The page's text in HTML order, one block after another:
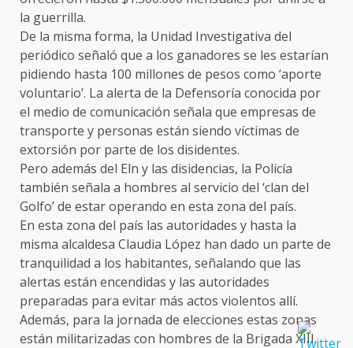
la guerrilla.
De la misma forma, la Unidad Investigativa del
periódico señaló que a los ganadores se les estarían
pidiendo hasta 100 millones de pesos como ‘aporte
voluntario’. La alerta de la Defensoría conocida por
el medio de comunicación señala que empresas de
transporte y personas están siendo víctimas de
extorsión por parte de los disidentes.
Pero además del Eln y las disidencias, la Policía
también señala a hombres al servicio del ‘clan del
Golfo’ de estar operando en esta zona del país.
En esta zona del país las autoridades y hasta la
misma alcaldesa Claudia López han dado un parte de
tranquilidad a los habitantes, señalando que las
alertas están encendidas y las autoridades
preparadas para evitar más actos violentos allí.
Además, para la jornada de elecciones estas zonas
están militarizadas con hombres de la Brigada XIII.